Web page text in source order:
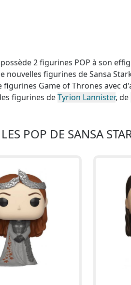
2 figurines POP à son
nouvelles figurines de Sansa
figurines Game of Thrones avec
figurines deTyrion Lannister, de
POP DE SANSA